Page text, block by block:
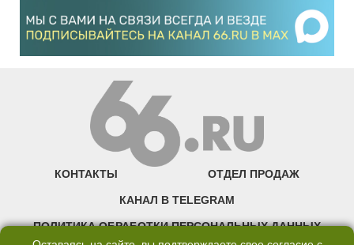
КОНТАКТЫ ОТДЕЛ ПРОДАЖ
КАНАЛ В TELEGRAM
ПОЛИТИКА ОБРАБОТКИ ПЕРСОНАЛЬНЫХ ДАННЫХ